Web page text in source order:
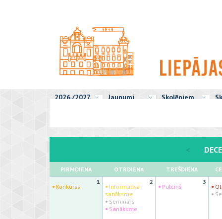
2026./2027. Jaunumi Skolēniem
<
PIRMDIENA OTRDIENA TREŠDIENA
1
· Konkurss
2
· Informatīvā
sanāksme
· Seminārs
· Sanāksme
3
· Pulciņš ··